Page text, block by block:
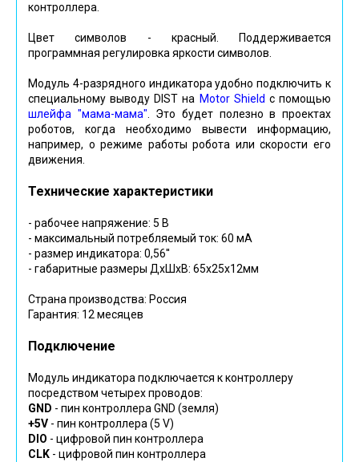
контроллера.
Цвет символов - красный. Поддерживается
программная регулировка яркости символов.
Модуль 4-разрядного индикатора удобно подключить к
специальному выводу DIST на Motor Shield с помощью
шлейфа "мама-мама". Это будет полезно в проектах
роботов, когда необходимо вывести информацию,
например, о режиме работы робота или скорости его
движения.
Технические характеристики
- рабочее напряжение: 5 В
- максимальный потребляемый ток: 60 мА
- размер индикатора: 0,56''
- габаритные размеры ДхШхВ: 65х25х12мм
Страна производства: Россия
Гарантия: 12 месяцев
Подключение
Модуль индикатора подключается к контроллеру
посредством четырех проводов:
GND - пин контроллера GND (земля)
+5V - пин контроллера (5 V)
DIO - цифровой пин контроллера
CLK - цифровой пин контроллера